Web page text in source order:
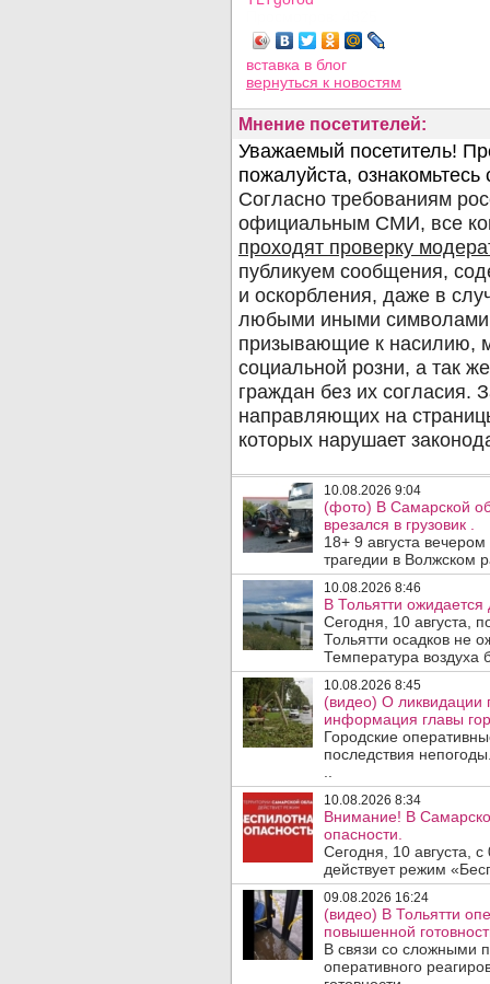
вставка в блог
вернуться к новостям
Мнение посетителей:
10.08.2026 9:04
(фото) В Самарской
врезался в грузовик .
18+ 9 августа
трагедии в Волжском
10.08.2026 8:46
В Тольятти ожидается
Сегодня, 10 августа,
Тольятти осадков не
Температура воздуха
10.08.2026 8:45
(видео) О ликвидации
информация главы
Городские
последствия
10.08.2026 8:34
Внимание! В
опасности.
Сегодня, 10 августа,
действует режим
09.08.2026 16:24
(видео) В Тольятти
повышенной
В связи со сложными
оперативного